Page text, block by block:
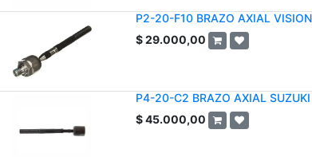
P2-20-F10 BRAZO AXIAL
$29.000,00
P4-20-C2 BRAZO AXIAL
$45.000,00